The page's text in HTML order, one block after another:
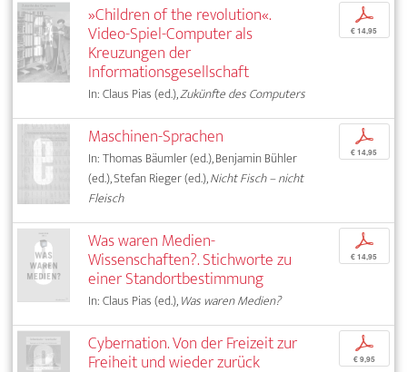
»Children of the revolution«.
Video-Spiel-Computer als
Kreuzungen der
Informationsgesellschaft
In: Claus Pias (ed.),Zukünfte des Computers
p
€ 14,95
Maschinen-Sprachen
In: Thomas Bäumler (ed.), Benjamin Bühler
(ed.), Stefan Rieger (ed.),Nicht Fisch – nicht
Fleisch
p
€ 14,95
Was waren Medien-
Wissenschaften?. Stichworte zu
einer Standortbestimmung
In: Claus Pias (ed.),Was waren Medien?
p
€ 14,95
Cybernation. Von der Freizeit zur
Freiheit und wieder zurück
p
€ 9,95